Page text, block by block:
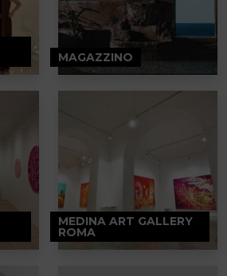
MAGAZZINO
MEDINA ART GALLERY
ROMA